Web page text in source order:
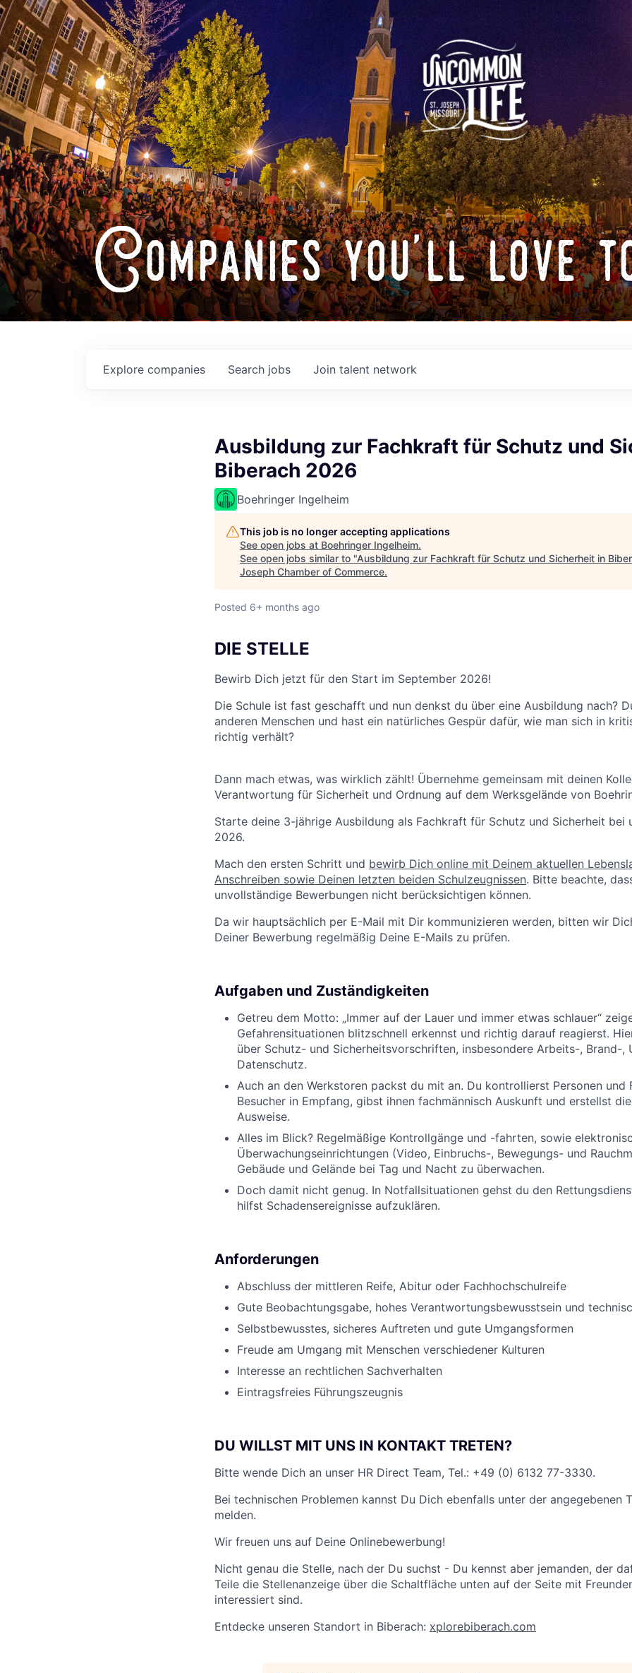
Companies you'll love
Search jobs
Explore companies Join talent network
Ausbildung zur Fachkraft für Schutz und
Biberach 2026
Boehringer Ingelheim
This job is no longer accepting applications
See open jobs at Boehringer Ingelheim.
See open jobs similar to "Ausbildung zur Fachkraft für Schutz und Sicherheit in
Joseph Chamber of Commerce.
Posted 6+ months ago
DIE STELLE
Bewirb Dich jetzt für den Start im September 2026!
Die Schule ist fast geschafft und nun denkst du über eine Ausbildung nach?
anderen Menschen und hast ein natürliches Gespür dafür, wie man sich in
richtig verhält?
Dann mach etwas, was wirklich zählt! Übernehme gemeinsam mit deinen
Verantwortung für Sicherheit und Ordnung auf dem Werksgelände von
Starte deine 3-jährige Ausbildung als Fachkraft für Schutz und Sicherheit bei
2026.
Mach den ersten Schritt und bewirb Dich online mit Deinem aktuellen
Anschreiben sowie Deinen letzten beiden Schulzeugnissen. Bitte beachte,
unvollständige Bewerbungen nicht berücksichtigen können.
Da wir hauptsächlich per E-Mail mit Dir kommunizieren werden, bitten wir
Deiner Bewerbung regelmäßig Deine E-Mails zu prüfen.
Aufgaben und Zuständigkeiten
Getreu dem Motto: „Immer auf der Lauer und immer etwas schlauer“
Gefahrensituationen blitzschnell erkennst und richtig darauf reagierst.
über Schutz- und Sicherheitsvorschriften, insbesondere Arbeits-, Brand-,
Datenschutz.
Auch an den Werkstoren packst du mit an. Du kontrollierst Personen und
Besucher in Empfang, gibst ihnen fachmännisch Auskunft und erstellst
Ausweise.
Alles im Blick? Regelmäßige Kontrollgänge und -fahrten, sowie
Überwachungseinrichtungen (Video, Einbruchs-, Bewegungs- und
Gebäude und Gelände bei Tag und Nacht zu überwachen.
Doch damit nicht genug. In Notfallsituationen gehst du den
hilfst Schadensereignisse aufzuklären.
Anforderungen
Abschluss der mittleren Reife, Abitur oder Fachhochschulreife
Gute Beobachtungsgabe, hohes Verantwortungsbewusstsein und
Selbstbewusstes, sicheres Auftreten und gute Umgangsformen
Freude am Umgang mit Menschen verschiedener Kulturen
Interesse an rechtlichen Sachverhalten
Eintragsfreies Führungszeugnis
DU WILLST MIT UNS IN KONTAKT TRETEN?
Bitte wende Dich an unser HR Direct Team, Tel.: +49 (0) 6132 77-3330.
Bei technischen Problemen kannst Du Dich ebenfalls unter der angegebenen
melden.
Wir freuen uns auf Deine Onlinebewerbung!
Nicht genau die Stelle, nach der Du suchst - Du kennst aber jemanden, der
Teile die Stellenanzeige über die Schaltfläche unten auf der Seite mit
interessiert sind.
Entdecke unseren Standort in Biberach: xplorebiberach.com